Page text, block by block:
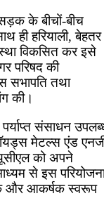
के बीचों-बीच
ही हरियाली, बेहतर
विकसित कर इसे
परिषद की
सभापति तथा
की।
संसाधन
मेटल्स एंड
को अपने
से इस
और आकर्षक स्वरूप